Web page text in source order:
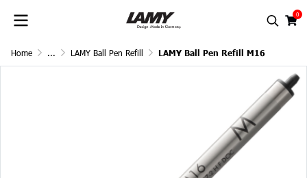
0
Home ... LAMY Ball Pen Refill LAMY Ball Pen Refill M16